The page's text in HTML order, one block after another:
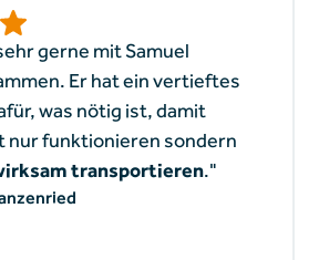
gerne mit Samuel
Er hat ein vertieftes
was nötig ist, damit
nur funktionieren sondern
transportieren."